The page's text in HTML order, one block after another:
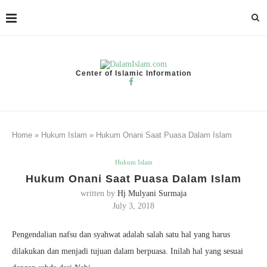
Center of Islamic Information
Home » Hukum Islam » Hukum Onani Saat Puasa Dalam Islam
Hukum Islam
Hukum Onani Saat Puasa Dalam Islam
written by Hj Mulyani Surmaja
July 3, 2018
Pengendalian nafsu dan syahwat adalah salah satu hal yang harus
dilakukan dan menjadi tujuan dalam berpuasa. Inilah hal yang sesuai